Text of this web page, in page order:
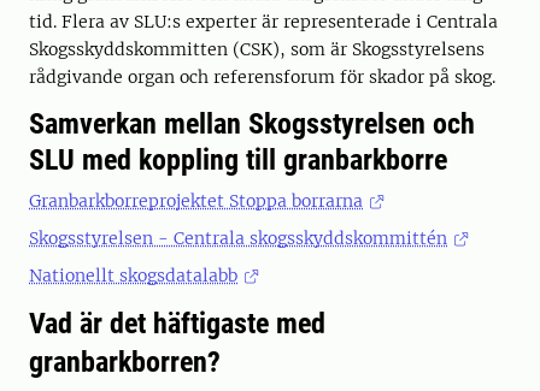
tid. Flera av SLU:s experter är representerade i Centrala
Skogsskyddskommitten (CSK), som är Skogsstyrelsens
rådgivande organ och referensforum för skador på skog.
Samverkan mellan Skogsstyrelsen och
SLU med koppling till granbarkborre
Granbarkborreprojektet Stoppa borrarna
Skogsstyrelsen - Centrala skogsskyddskommittén
Nationellt skogsdatalabb
Vad är det häftigaste med
granbarkborren?